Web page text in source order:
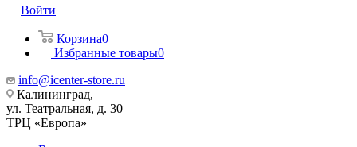
Войти
Корзина0
Избранные товары0
info@icenter-store.ru
Калининград,
ул. Театральная, д. 30
ТРЦ «Европа»